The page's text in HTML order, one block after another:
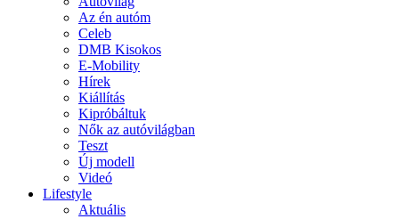
Az én autóm
Celeb
DMB Kisokos
E-Mobility
Hírek
Kiállítás
Kipróbáltuk
Nők az autóvilágban
Teszt
Új modell
Videó
Lifestyle
Aktuális